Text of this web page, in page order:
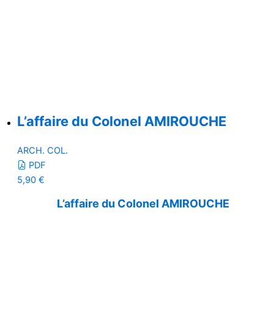
L’affaire du Colonel AMIROUCHE
ARCH. COL.
PDF
5,90 €
L’affaire du Colonel AMIROUCHE